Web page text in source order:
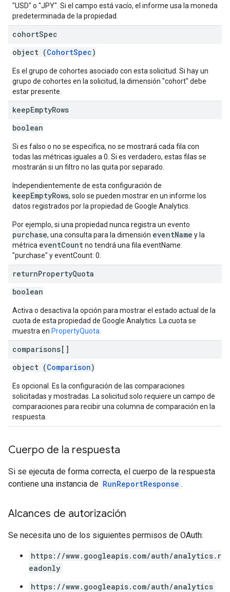
"USD" o "JPY". Si el campo está vacío, el informe usa la moneda
predeterminada de la propiedad.
cohortSpec
object (CohortSpec)
Es el grupo de cohortes asociado con esta solicitud. Si hay un
grupo de cohortes en la solicitud, la dimensión "cohort" debe
estar presente.
keepEmptyRows
boolean
Si es falso o no se especifica, no se mostrará cada fila con
todas las métricas iguales a 0. Si es verdadero, estas filas se
mostrarán si un filtro no las quita por separado.
Independientemente de esta configuración de
keepEmptyRows, solo se pueden mostrar en un informe los
datos registrados por la propiedad de Google Analytics.
Por ejemplo, si una propiedad nunca registra un evento
purchase, una consulta para la dimensión eventName y la
métrica eventCountno tendrá una fila eventName:
"purchase" y eventCount: 0.
returnPropertyQuota
boolean
Activa o desactiva la opción para mostrar el estado actual de la
cuota de esta propiedad de Google Analytics. La cuota se
muestra en PropertyQuota
comparisons[]
object (Comparison)
Es opcional. Es la configuración de las comparaciones
solicitadas y mostradas. La solicitud solo requiere un campo de
comparaciones para recibir una columna de comparación en la
respuesta.
Cuerpo de la respuesta
Si se ejecuta de forma correcta, el cuerpo de la respuesta
contiene una instancia de RunReportResponse .
Alcances de autorización
Se necesita uno de los siguientes permisos de OAuth:
https://www.googleapis.com/auth/analytics.r
eadonly
https://www.googleapis.com/auth/analytics